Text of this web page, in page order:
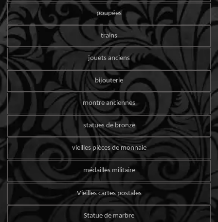
poupées
trains
jouets anciens
bijouterie
montre anciennes
statues de bronze
vieilles pièces de monnaie
médailles militaire
Vieilles cartes postales
Statue de marbre